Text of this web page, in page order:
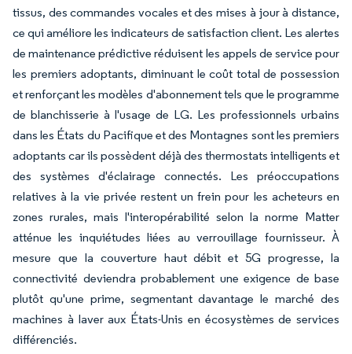
tissus, des commandes vocales et des mises à jour à distance,
ce qui améliore les indicateurs de satisfaction client. Les alertes
de maintenance prédictive réduisent les appels de service pour
les premiers adoptants, diminuant le coût total de possession
et renforçant les modèles d'abonnement tels que le programme
de blanchisserie à l'usage de LG. Les professionnels urbains
dans les États du Pacifique et des Montagnes sont les premiers
adoptants car ils possèdent déjà des thermostats intelligents et
des systèmes d'éclairage connectés. Les préoccupations
relatives à la vie privée restent un frein pour les acheteurs en
zones rurales, mais l'interopérabilité selon la norme Matter
atténue les inquiétudes liées au verrouillage fournisseur. À
mesure que la couverture haut débit et 5G progresse, la
connectivité deviendra probablement une exigence de base
plutôt qu'une prime, segmentant davantage le marché des
machines à laver aux États-Unis en écosystèmes de services
différenciés.